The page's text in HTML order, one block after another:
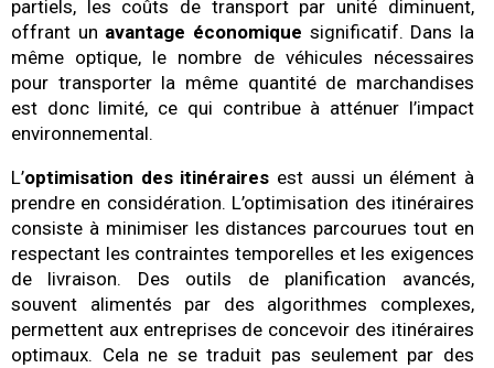
partiels, les coûts de transport par unité diminuent,
offrant un avantage économique significatif. Dans la
même optique, le nombre de véhicules nécessaires
pour transporter la même quantité de marchandises
est donc limité, ce qui contribue à atténuer l’impact
environnemental.
L’optimisation des itinéraires est aussi un élément à
prendre en considération. L’optimisation des itinéraires
consiste à minimiser les distances parcourues tout en
respectant les contraintes temporelles et les exigences
de livraison. Des outils de planification avancés,
souvent alimentés par des algorithmes complexes,
permettent aux entreprises de concevoir des itinéraires
optimaux. Cela ne se traduit pas seulement par des